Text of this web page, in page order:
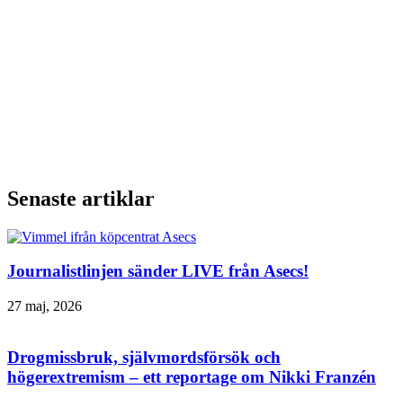
Senaste artiklar
Journalistlinjen sänder LIVE från Asecs!
27 maj, 2026
Drogmissbruk, självmordsförsök och
högerextremism – ett reportage om Nikki Franzén